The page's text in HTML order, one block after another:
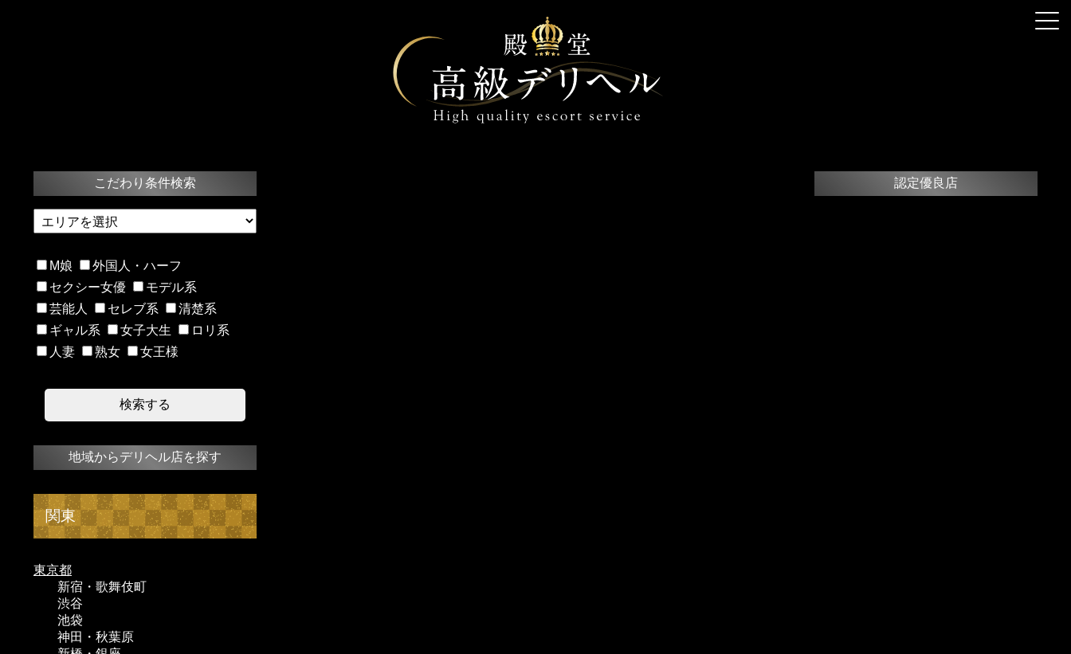
こだわり条件検索
M娘
外国人・ハーフ
セクシー女優
モデル系
芸能人
セレブ系
清楚系
ギャル系
女子大生
ロリ系
人妻
熟女 女王様
地域からデリヘル店を探す
関東
東京都
新宿・歌舞伎町
渋谷
池袋
神田・秋葉原
認定優良店